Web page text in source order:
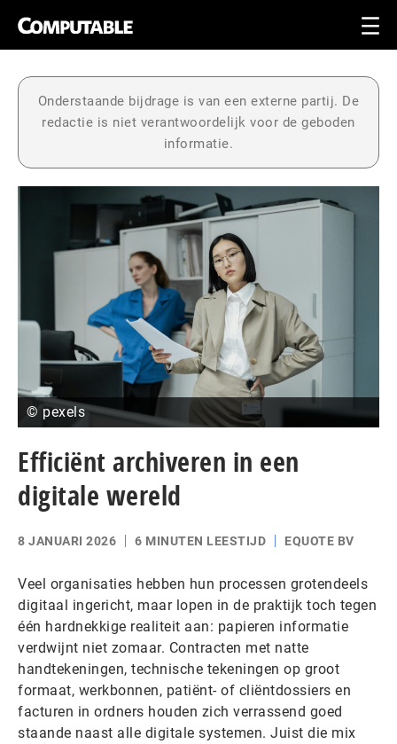
Onderstaande bijdrage is van een externe partij. De
redactie is niet verantwoordelijk voor de geboden
informatie.
© pexels
Efficiënt archiveren in een
digitale wereld
8 JANUARI 2026 6 MINUTEN LEESTIJD EQUOTE BV
Veel organisaties hebben hun processen grotendeels
digitaal ingericht, maar lopen in de praktijk toch tegen
één hardnekkige realiteit aan: papieren informatie
verdwijnt niet zomaar. Contracten met natte
handtekeningen, technische tekeningen op groot
formaat, werkbonnen, patiënt- of cliëntdossiers en
facturen in ordners houden zich verrassend goed
staande naast alle digitale systemen. Juist die mix